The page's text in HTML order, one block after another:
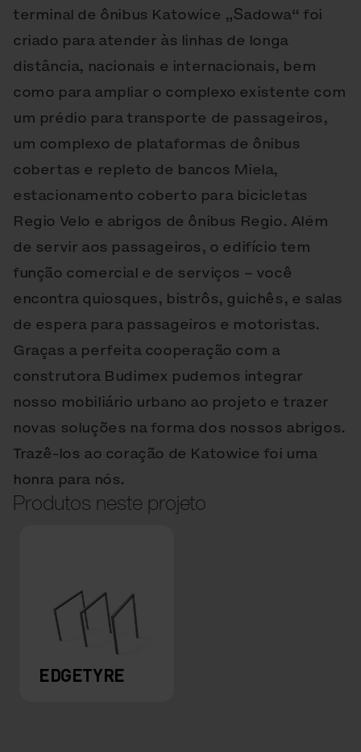
terminal de ônibus Katowice „Sadowa“ foi
criado para atender às linhas de longa
distância, nacionais e internacionais, bem
como para ampliar o complexo existente com
um prédio para transporte de passageiros,
um complexo de plataformas de ônibus
cobertas e repleto de bancos Miela,
estacionamento coberto para bicicletas
Regio Velo e abrigos de ônibus Regio. Além
de servir aos passageiros, o edifício tem
função comercial e de serviços – você
encontra quiosques, bistrôs, guichês, e salas
de espera para passageiros e motoristas.
Graças a perfeita cooperação com a
construtora Budimex pudemos integrar
nosso mobiliário urbano ao projeto e trazer
novas soluções na forma dos nossos abrigos.
Trazê-los ao coração de Katowice foi uma
honra para nós.
Produtos neste projeto
EDGETYRE